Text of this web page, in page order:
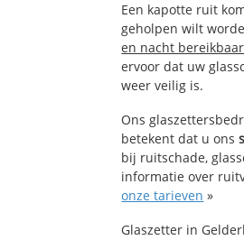
Een kapotte ruit
geholpen wilt
en nacht bereikbaar
ervoor dat uw
weer veilig is.
Ons
betekent dat u ons
bij ruitschade,
informatie over
onze tarieven »
Glaszetter in